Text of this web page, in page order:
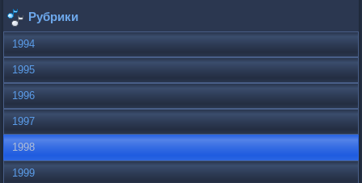
Рубрики
1994
1995
1996
1997
1998
1999